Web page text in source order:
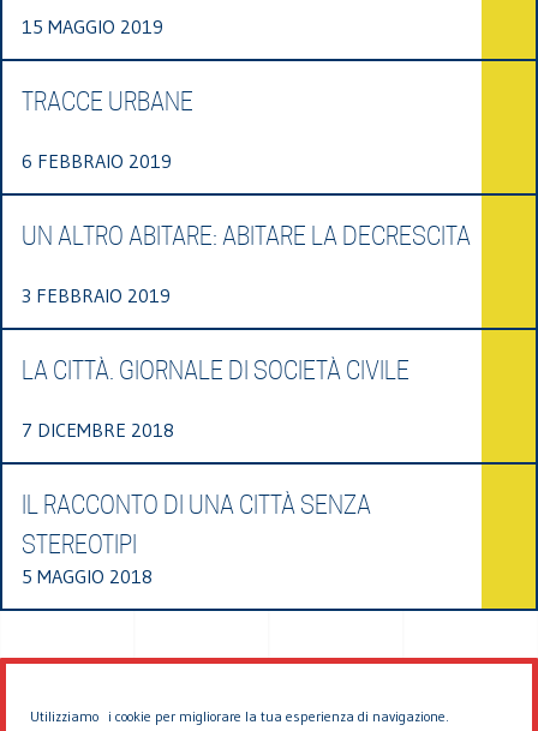
Utilizziamo i cookie per migliorare la tua esperienza di navigazione.
15 MAGGIO 2019
TRACCE URBANE
6 FEBBRAIO 2019
UN ALTRO ABITARE: ABITARE LA DECRESCITA
3 FEBBRAIO 2019
LA CITTÀ. GIORNALE DI SOCIETÀ CIVILE
7 DICEMBRE 2018
IL RACCONTO DI UNA CITTÀ SENZA
STEREOTIPI
5 MAGGIO 2018